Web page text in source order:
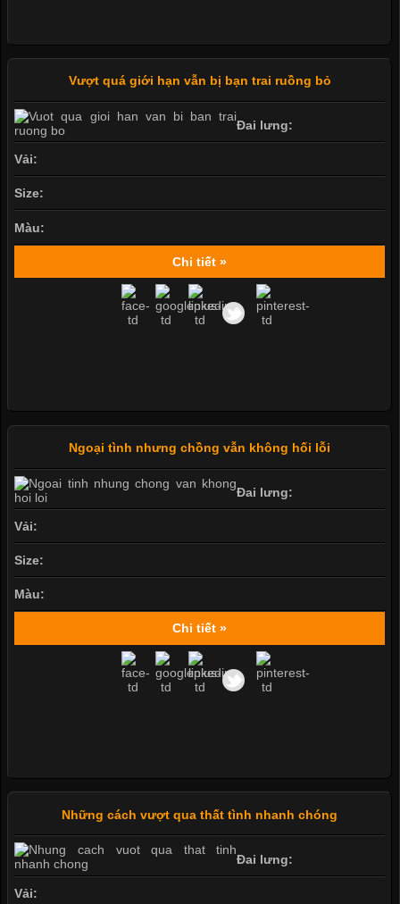
Vượt quá giới hạn vẫn bị bạn trai ruồng bỏ
Đai lưng:
Vải:
Size:
Màu:
Chi tiết »
Ngoại tình nhưng chồng vẫn không hối lỗi
Đai lưng:
Vải:
Size:
Màu:
Chi tiết »
Những cách vượt qua thất tình nhanh chóng
Đai lưng:
Vải: